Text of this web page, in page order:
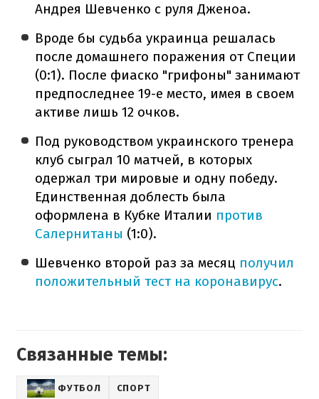
Андрея Шевченко с руля Дженоа.
Вроде бы судьба украинца решалась
после домашнего поражения от Специи
(0:1). После фиаско "грифоны" занимают
предпоследнее 19-е место, имея в своем
активе лишь 12 очков.
Под руководством украинского тренера
клуб сыграл 10 матчей, в которых
одержал три мировые и одну победу.
Единственная доблесть была
оформлена в Кубке Италии против
Салернитаны (1:0).
Шевченко второй раз за месяц получил
положительный тест на коронавирус.
Связанные темы:
ФУТБОЛ СПОРТ